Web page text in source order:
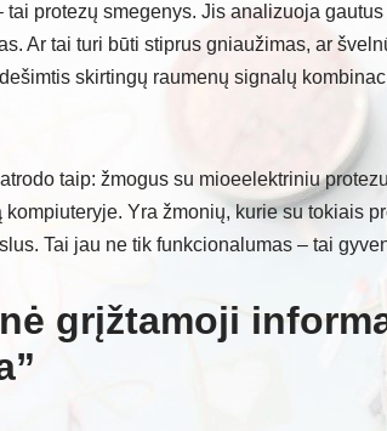
tai protezų smegenys. Jis analizuoja
Ar tai turi būti stiprus gniaužimas, ar
skirtingų raumenų signalų
taip: žmogus su mioeelektriniu
kompiuteryje. Yra žmonių, kurie su tokiais
Tai jau ne tik funkcionalumas – tai
grįžtamoji